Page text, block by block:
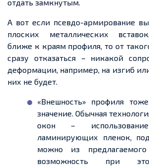
отдать замкнутым.
А вот если псевдо-армирование
плоских металлических
ближе к краям профиля, то от
сразу отказаться – никакой
деформации, например, на изгиб
них не будет.
«Внешность» профиля
значение. Обычная
окон –
ламинирующих пленок,
можно из
возможность при